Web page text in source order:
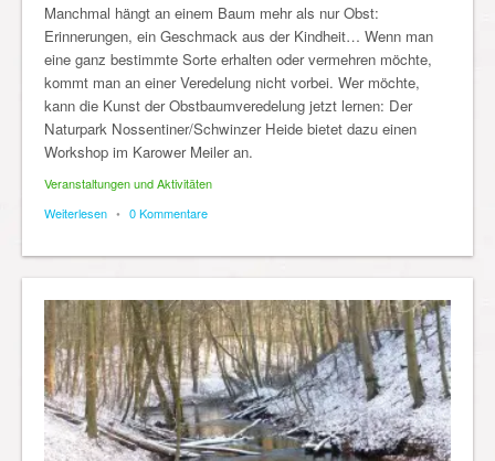
Manchmal hängt an einem Baum mehr als nur Obst:
Erinnerungen, ein Geschmack aus der Kindheit… Wenn man
eine ganz bestimmte Sorte erhalten oder vermehren möchte,
kommt man an einer Veredelung nicht vorbei. Wer möchte,
kann die Kunst der Obstbaumveredelung jetzt lernen: Der
Naturpark Nossentiner/Schwinzer Heide bietet dazu einen
Workshop im Karower Meiler an.
Veranstaltungen und Aktivitäten
Weiterlesen • 0 Kommentare